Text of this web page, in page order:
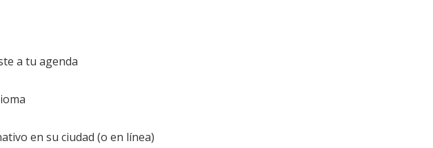
a tu agenda
en su ciudad (o en línea)